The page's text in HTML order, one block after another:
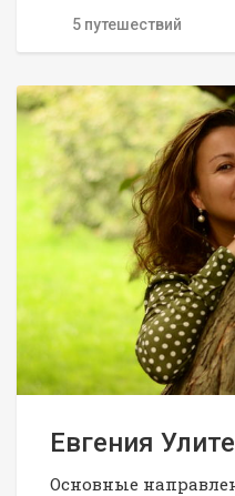
5 путешествий
Евгения
Основные